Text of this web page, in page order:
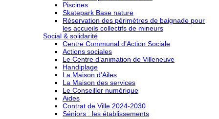
Piscines
Skatepark Base nature
Réservation des périmètres de baignade pour
les accueils collectifs de mineurs
Social & solidarité
Centre Communal d’Action Sociale
Actions sociales
Le Centre d’animation de Villeneuve
Handiplage
La Maison d’Ailes
La Maison des services
Le Conseiller numérique
Aides
Contrat de Ville 2024-2030
Séniors : les établissements